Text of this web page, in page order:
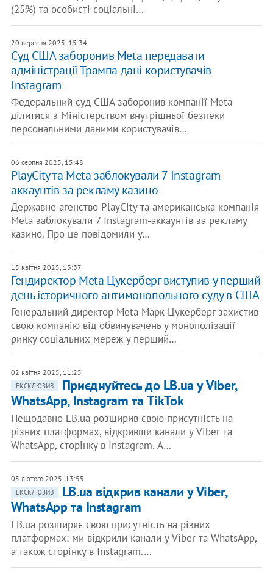
(25%) та особисті соціальні…
20 вересня 2025, 15:34
Суд США заборонив Meta передавати
адміністрації Трампа дані користувачів
Instagram
Федеральний суд США заборонив компанії Meta
ділитися з Міністерством внутрішньої безпеки
персональними даними користувачів…
06 серпня 2025, 15:48
PlayCity та Meta заблокували 7 Instagram-
аккаунтів за рекламу казино
Державне агенство PlayCity та американська компанія
Meta заблокували 7 Instagram-аккаунтів за рекламу
казино. Про це повідомили у…
15 квітня 2025, 13:37
Гендиректор Meta Цукерберг виступив у перший
день історичного антимонопольного суду в США
Генеральний директор Meta Марк Цукерберг захистив
свою компанію від обвинувачень у монополізації
ринку соціальних мереж у перший…
02 квітня 2025, 11:25
ЕКСКЛЮЗИВ
Приєднуйтесь до LB.ua у Viber,
WhatsApp, Instagram та TikTok
Нещодавно LB.ua розширив свою присутність на
різних платформах, відкривши канали у Viber та
WhatsApp, сторінку в Instagram. А…
05 лютого 2025, 13:55
ЕКСКЛЮЗИВ
LB.ua відкрив канали у Viber,
WhatsApp та Instagram
LB.ua розширяє свою присутність на різних
платформах: ми відкрили канали у Viber та WhatsApp,
а також сторінку в Instagram.…